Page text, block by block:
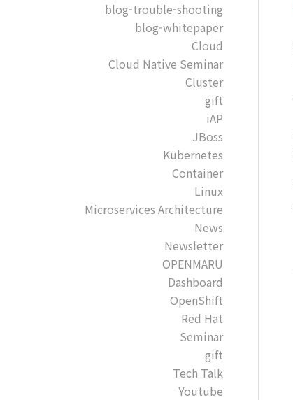
blog-trouble-shooting
blog-whitepaper
Cloud
Cloud Native Seminar
Cluster
gift
iAP
JBoss
Kubernetes
Container
Linux
Microservices Architecture
News
Newsletter
OPENMARU
Dashboard
OpenShift
Red Hat
Seminar
gift
Tech Talk
Youtube